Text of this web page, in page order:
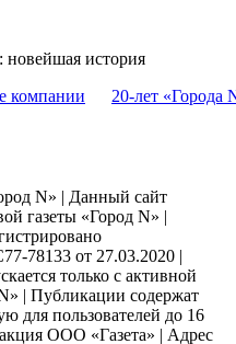
новейшая история
компании 20-лет «Города
N» | Данный сайт
газеты «Город N» |
78133 от 27.03.2020 |
только с активной
| Публикации содержат
для пользователей до 16
ООО «Газета» | Адрес